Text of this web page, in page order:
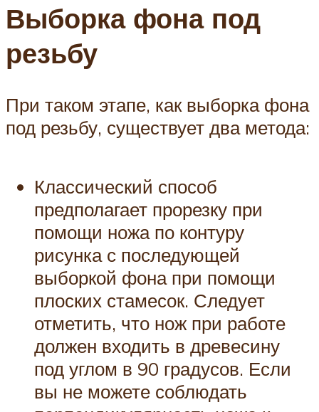
Выборка фона под
резьбу
При таком этапе, как выборка фона
под резьбу, существует два метода:
Классический способ
предполагает прорезку при
помощи ножа по контуру
рисунка с последующей
выборкой фона при помощи
плоских стамесок. Следует
отметить, что нож при работе
должен входить в древесину
под углом в 90 градусов. Если
вы не можете соблюдать